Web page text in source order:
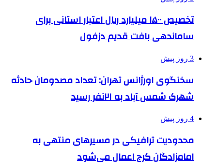
تخصیص ۱۵۰۰ میلیارد ریال اعتبار استانی برای
ساماندهی بافت قدیم دزفول
3 روز پیش
سخنگوی اورژانس تهران: تعداد مصدومان حادثه
شهرک شمس آباد به ۲۱نفر رسید
4 روز پیش
محدودیت ترافیکی در مسیرهای منتهی به
امامزادگان کرج اعمال می‌شود